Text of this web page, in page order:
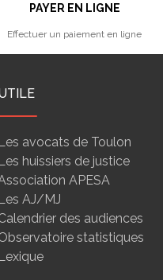
PAYER EN LIGNE
Effectuer un paiement en ligne
Les avocats de Toulon
Les huissiers de justice
APESA
Les AJ/MJ
des audiences
statistiques
Lexique